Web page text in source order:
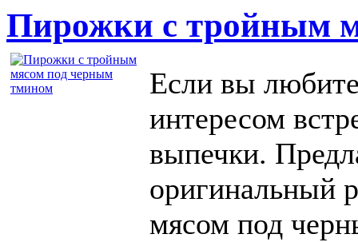
Пирожки с тройным
Если вы
интересом
выпечки.
оригинальный
мясом под